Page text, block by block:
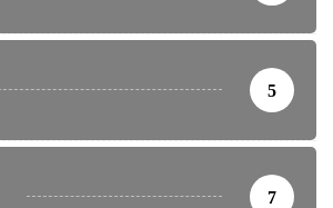
5
7